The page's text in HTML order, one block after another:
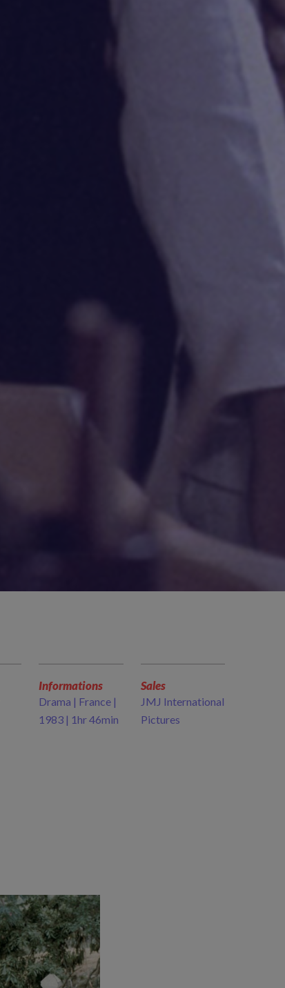
Informations
Drama | France |
1983 | 1hr 46min
Sales
JMJ International
Pictures